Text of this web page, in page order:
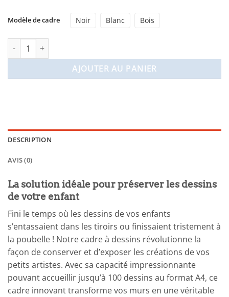
Modèle de cadre Noir Blanc Bois
quantité de Cadre pour dessins d'enfant
AJOUTER AU PANIER
DESCRIPTION
AVIS (0)
La solution idéale pour préserver les dessins
de votre enfant
Fini le temps où les dessins de vos enfants
s’entassaient dans les tiroirs ou finissaient tristement à
la poubelle ! Notre cadre à dessins révolutionne la
façon de conserver et d’exposer les créations de vos
petits artistes. Avec sa capacité impressionnante
pouvant accueillir jusqu’à 100 dessins au format A4, ce
cadre innovant transforme vos murs en une véritable